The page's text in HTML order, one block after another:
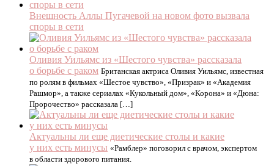
Внешность Аллы Пугачевой на новом фото вызвала
споры в сети
Оливия Уильямс из «Шестого чувства» рассказала
о борьбе с раком Британская актриса Оливия Уильямс, известная
по ролям в фильмах «Шестое чувство», «Призрак» и «Академия
Рашмор», а также сериалах «Кукольный дом», «Корона» и «Дюна:
Пророчество» рассказала […]
Актуальны ли еще диетические столы и какие
у них есть минусы «Рамблер» поговорил с врачом, экспертом
в области здорового питания.